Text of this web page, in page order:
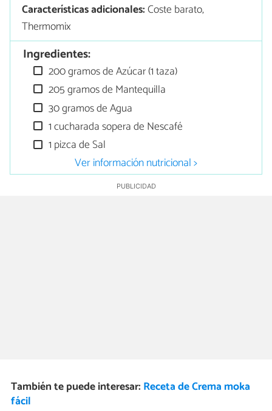
Características adicionales:Coste barato,
Thermomix
Ingredientes:
200 gramos de Azúcar (1 taza)
205 gramos de Mantequilla
30 gramos de Agua
1 cucharada sopera de Nescafé
1 pizca de Sal
Ver información nutricional >
También te puede interesar: Receta de Crema moka
fácil